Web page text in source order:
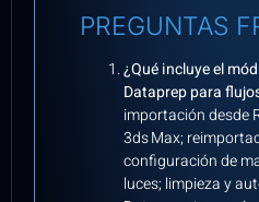
PREGUNTAS
¿Qué incluye el
Dataprep para
importación desde
3ds Max;
configuración de
luces; limpieza y